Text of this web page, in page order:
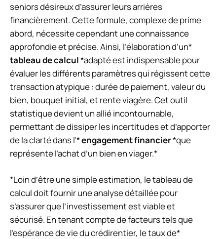
seniors désireux d’assurer leurs arrières
financièrement. Cette formule, complexe de prime
abord, nécessite cependant une connaissance
approfondie et précise. Ainsi, l’élaboration d’un*
tableau de calcul*adapté est indispensable pour
évaluer les différents paramètres qui régissent cette
transaction atypique : durée de paiement, valeur du
bien, bouquet initial, et rente viagère. Cet outil
statistique devient un allié incontournable,
permettant de dissiper les incertitudes et d’apporter
de la clarté dans l’*engagement financier*que
représente l’achat d’un bien en viager.*
*Loin d’être une simple estimation, le tableau de
calcul doit fournir une analyse détaillée pour
s’assurer que l’investissement est viable et
sécurisé. En tenant compte de facteurs tels que
l’espérance de vie du crédirentier, le taux de*